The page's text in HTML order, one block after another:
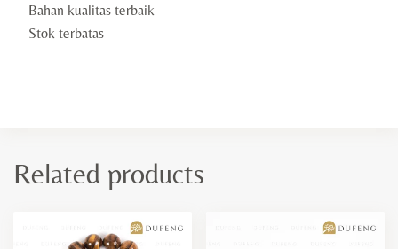
– Bahan kualitas terbaik
– Stok terbatas
Related products